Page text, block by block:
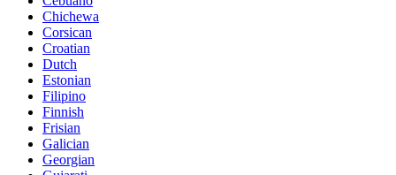
Chichewa
Corsican
Croatian
Dutch
Estonian
Filipino
Finnish
Frisian
Galician
Georgian